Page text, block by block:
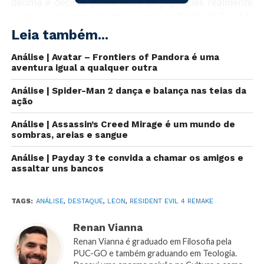
do ano de 2005 – e muito mais! – , quando o jogo
demais consoles e pc. Eu mesmo joguei em 2006 e de
lá para cá, RE4 se tornou o jogo que eu mais zerei na
vida.
Comparação gráfica do original de 2005 e o Remake de
Leia também...
Análise | Avatar – Frontiers of Pandora é uma
aventura igual a qualquer outra
Análise | Spider-Man 2 dança e balança nas teias da
ação
Análise | Assassin’s Creed Mirage é um mundo de
sombras, areias e sangue
Análise | Payday 3 te convida a chamar os amigos e
assaltar uns bancos
TAGS: ANÁLISE, DESTAQUE, LEON, RESIDENT EVIL 4 REMAKE
Renan Vianna
Renan Vianna é graduado em Filosofia pela
PUC-GO e também graduando em Teologia.